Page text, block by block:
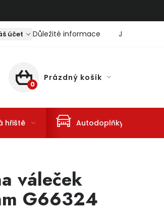
účet Důležité informace Jaký je
NÁKUPNÍ KOŠÍK
Prázdný košík
hřiště Autodoplňky
váleček
G66324